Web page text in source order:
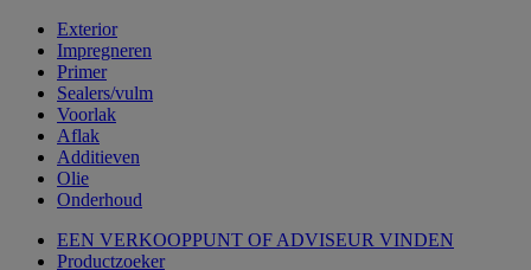
Exterior
Impregneren
Primer
Sealers/vulm
Voorlak
Aflak
Additieven
Olie
Onderhoud
EEN VERKOOPPUNT OF ADVISEUR VINDEN
Productzoeker